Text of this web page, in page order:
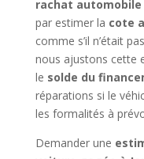
rachat automobile
par estimer la cote
comme s’il n’était
nous ajustons cette
le solde du
réparations si le
les formalités à
Demander une